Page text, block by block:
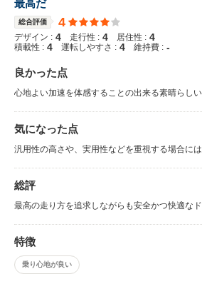
最高だ
総合評価 4
デザイン : 4 走行性 : 4 居住性 : 4
積載性 : 4 運転しやすさ : 4 維持費 : -
良かった点
心地よい加速を体感することの出来る素晴らし
気になった点
汎用性の高さや、実用性などを重視する場合に
総評
最高の走り方を追求しながらも安全かつ快適な
特徴
乗り心地が良い